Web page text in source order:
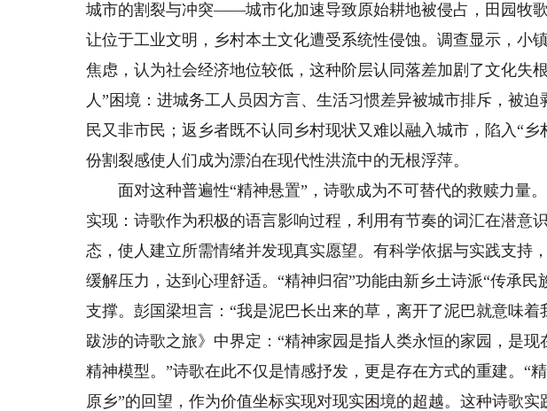
城市的割裂与冲突——城市化加速导致原始耕地被侵占，田园牧
让位于工业文明，乡村本土文化遭受系统性侵蚀。调查显示，小
焦虑，认为社会经济地位较低，这种阶层认同落差加剧了文化失
人”困境：进城务工人员因方言、生活习惯差异被城市排斥，被
民又非市民；返乡者既不认同乡村现状又难以融入城市，陷入“
份割裂感使人们成为漂泊在现代性洪流中的无根浮萍。
面对这种普遍性“精神悬置”，诗歌成为不可替代的救赎力量
实现：诗歌作为积极的语言影响过程，利用有节奏的词汇在潜意
态，使人建立所需情绪并发现真实愿望。有科学依据与实践支持
缓解压力，达到心理舒适。“精神归宿”功能由新乡土诗派“传承
支撑。彭国梁坦言：“我是泥巴长出来的草，离开了泥巴就意味
跋涉的诗歌之旅》中界定：“精神家园是指人类永恒的家园，是
精神模型。”诗歌在此不仅是情感抒发，更是存在方式的重建。“
原乡”的回望，作为价值坐标实现对现实困境的超越。这种诗歌实